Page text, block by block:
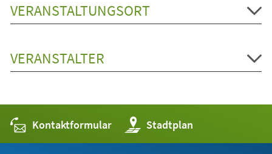
VERANSTALTUNGSORT
VERANSTALTER
Kontaktformular Stadtplan
(Öffnet
in
einem